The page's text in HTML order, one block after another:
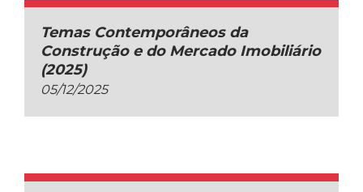
Temas Contemporâneos da
Construção e do Mercado Imobiliário
(2025)
05/12/2025